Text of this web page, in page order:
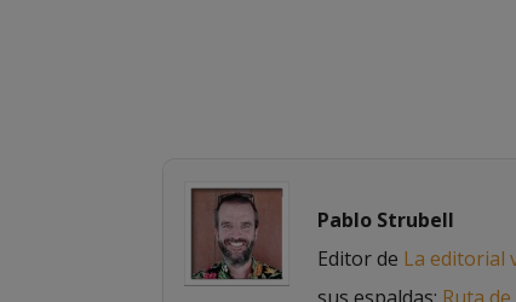
Pablo Strubell
Editor de La editorial